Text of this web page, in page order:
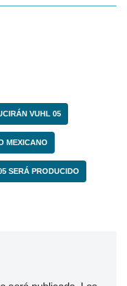
VUHL 05
MEXICANO
SERÁ PRODUCIDO